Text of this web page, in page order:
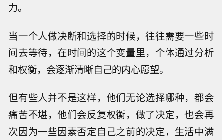
力。
当一个人做决断和选择的时候，往往需要一些时
间去等待，在时间的这个变量里，个体通过分析
和权衡，会逐渐清晰自己的内心愿望。
但有些人并不是这样，他们无论选择哪种，都会
痛苦不堪，他们会反复权衡，做了决定，也会再
次因为一些因素否定自己之前的决定，生活中满